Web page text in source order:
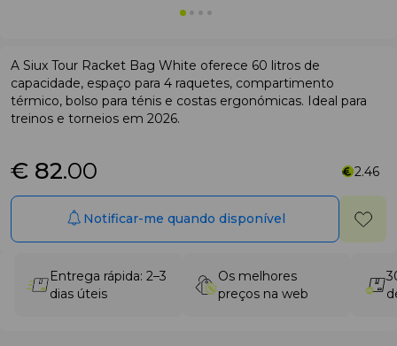
A Siux Tour Racket Bag White oferece 60 litros de
capacidade, espaço para 4 raquetes, compartimento
térmico, bolso para ténis e costas ergonómicas. Ideal para
treinos e torneios em 2026.
€ 82.00 2.46
Notificar-me quando disponível
Entrega rápida: 2–3
dias úteis
Os melhores
preços na web